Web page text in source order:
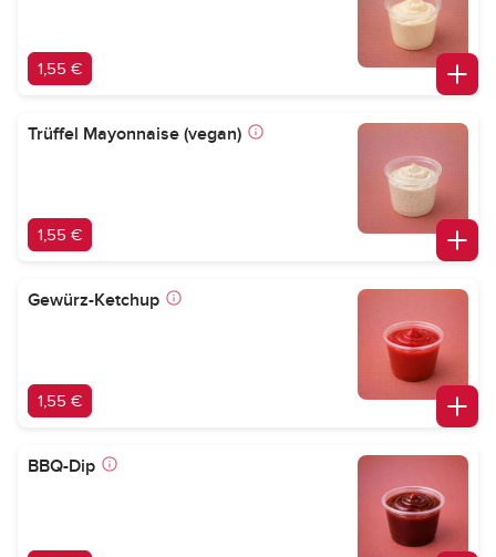
1,55 €
Trüffel Mayonnaise (vegan)
1,55 €
Gewürz-Ketchup
1,55 €
BBQ-Dip